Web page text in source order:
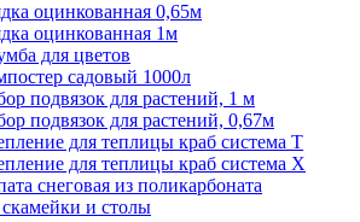
оцинкованная 0,65м
оцинкованная 1м
для цветов
садовый 1000л
подвязок для растений, 1 м
подвязок для растений, 0,67м
для теплицы краб система Т
для теплицы краб система Х
снеговая из поликарбоната
и столы